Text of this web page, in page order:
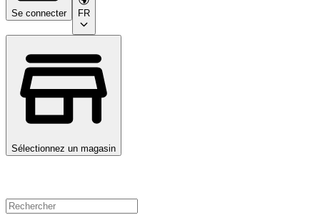
Se connecter FR
Sélectionnez un magasin